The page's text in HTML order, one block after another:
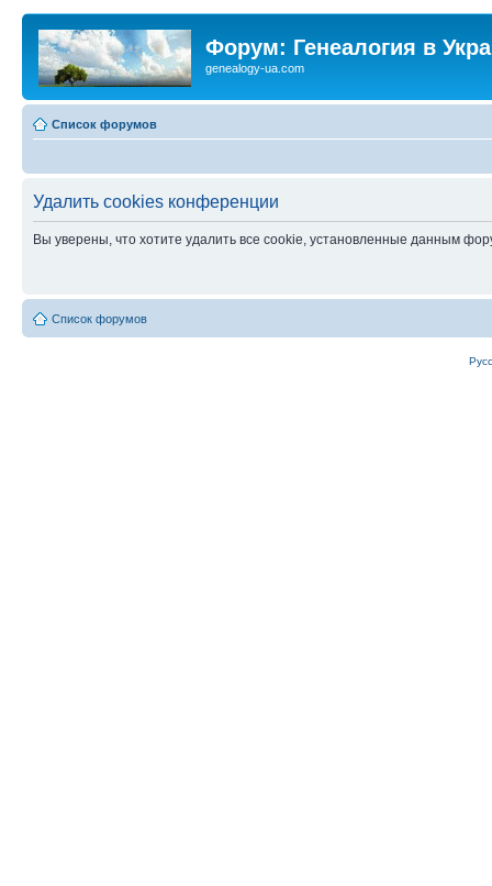
Форум: Генеалогия в
genealogy-ua.com
Список форумов
Удалить cookies конференции
Вы уверены, что хотите удалить все cookie, установленные данным
Список форумов